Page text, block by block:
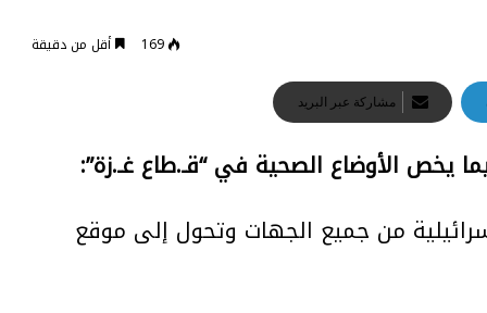
169 أقل من دقيقة
مشاركة عبر البريد
يخص الأوضاع الصحية في “قـ.طاع غـ.زة”:
من جميع الجهات وتحول إلى موقع